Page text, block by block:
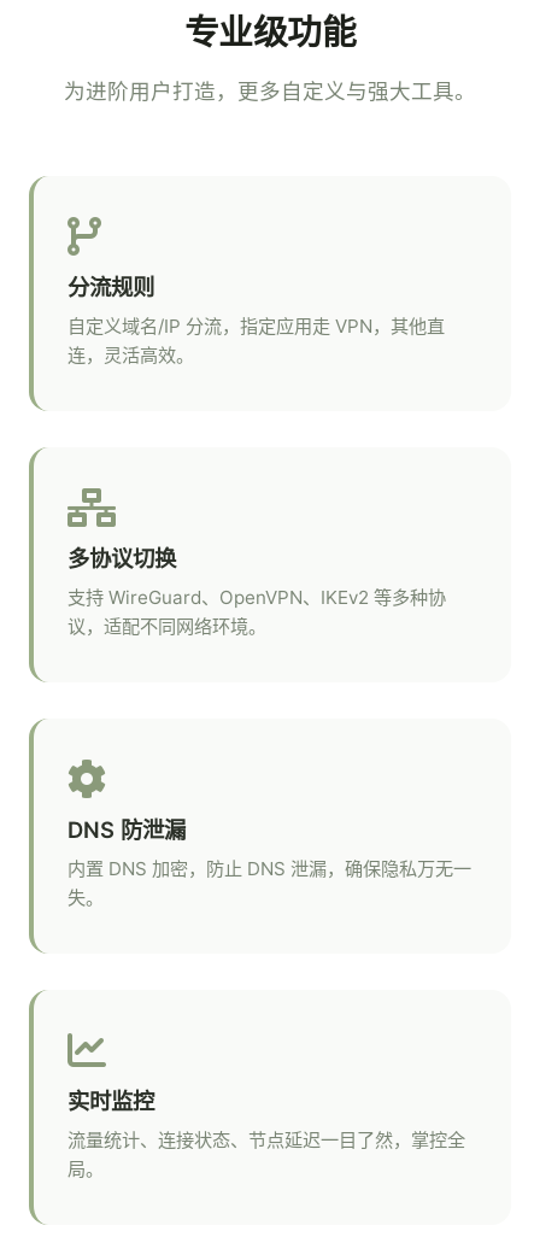
专业级功能
为进阶用户打造，更多自定义与强大工具。
分流规则
自定义域名/IP 分流，指定应用走 VPN，其他直
连，灵活高效。
多协议切换
支持 WireGuard、OpenVPN、IKEv2 等多种协
议，适配不同网络环境。
DNS 防泄漏
内置 DNS 加密，防止 DNS 泄漏，确保隐私万无一
失。
实时监控
流量统计、连接状态、节点延迟一目了然，掌控全
局。